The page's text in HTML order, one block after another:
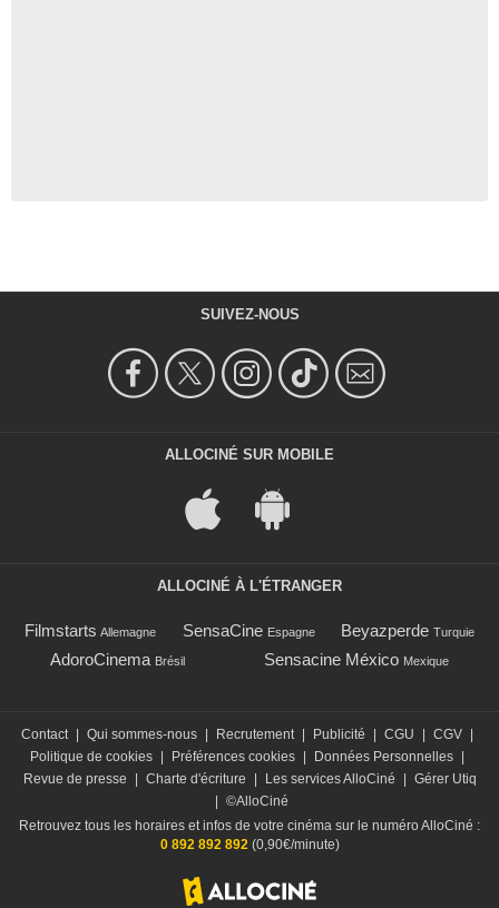
SUIVEZ-NOUS
ALLOCINÉ SUR MOBILE
ALLOCINÉ À L'ÉTRANGER
Filmstarts Allemagne SensaCine Espagne Beyazperde Turquie
AdoroCinema Brésil Sensacine México Mexique
Contact Qui sommes-nous Recrutement Publicité CGU CGV
Politique de cookies
Préférences cookies Données Personnelles
Revue de presse
Charte d'écriture Les services AlloCiné
Gérer Utiq
©AlloCiné
Retrouvez tous les horaires et infos de votre cinéma sur le numéro AlloCiné :
0 892 892 892(0,90€/minute)